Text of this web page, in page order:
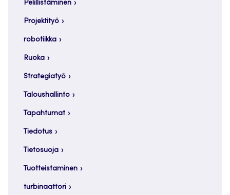
Pelillistäminen
Projektityö
robotiikka
Ruoka
Strategiatyö
Taloushallinto
Tapahtumat
Tiedotus
Tietosuoja
Tuotteistaminen
turbinaattori